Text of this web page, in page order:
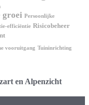
groei Persoonlijke
efficiëntie Risicobeheer
vooruitgang Tuininrichting
en Alpenzicht